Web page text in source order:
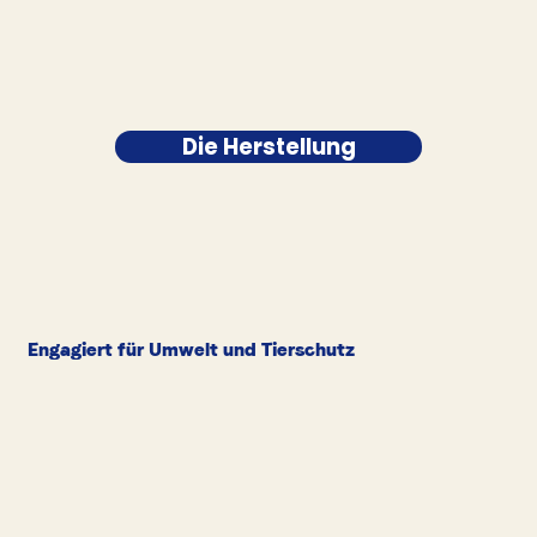
Die Herstellung
Engagiert für Umwelt und Tierschutz